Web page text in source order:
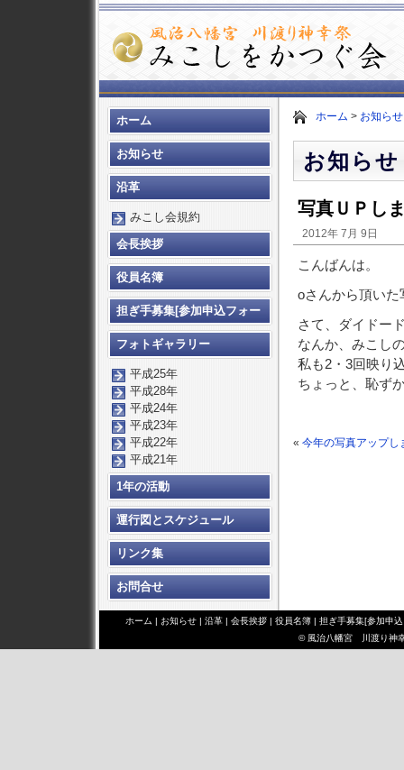
ホーム > お知らせ
お知らせ
写真ＵＰし
2012年 7月 9日
こんばんは。
oさんから頂い
さて、ダイドー
なんか、みこし
私も2・3回映り
ちょっと、恥ず
« 今年の写真アップし
ホーム
お知らせ
沿革
みこし会規約
会長挨拶
役員名簿
担ぎ手募集[参加申込フォー
ム]
フォトギャラリー
平成25年
平成28年
平成24年
平成23年
平成22年
平成21年
1年の活動
運行図とスケジュール
リンク集
お問合せ
ホーム | お知らせ | 沿革 | 会長挨拶 | 役員名簿 | 担ぎ手募集[参加申
© 風治八幡宮 川渡り神